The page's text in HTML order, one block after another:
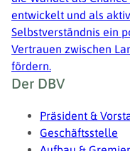
entwickelt und als
Selbstverständnis ein
Vertrauen zwischen
fördern.
Fußzeile
Der DBV
Präsident &
Geschäftsstelle